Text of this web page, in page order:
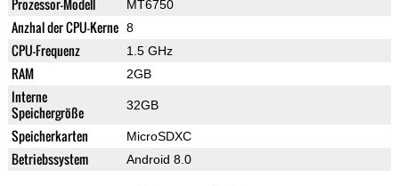
Prozessor-Modell MT6750
Anzhal der CPU-Kerne 8
CPU-Frequenz 1.5 GHz
RAM 2GB
Interne
Speichergröße
32GB
Speicherkarten MicroSDXC
Betriebssystem Android 8.0